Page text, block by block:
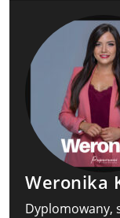
Weronika
Dyplomowany,